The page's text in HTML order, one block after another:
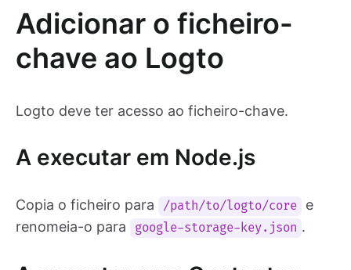
Adicionar o ficheiro-
chave ao Logto
Logto deve ter acesso ao ficheiro-chave.
A executar em Node.js
Copia o ficheiro para /path/to/logto/core
e
renomeia-o para
google-storage-key.json .